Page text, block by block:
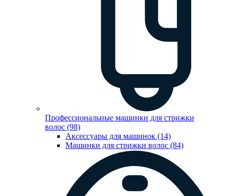
Профессиональные машинки для стрижки
волос (98)
Аксессуары для машинок (14)
Машинки для стрижки волос (84)